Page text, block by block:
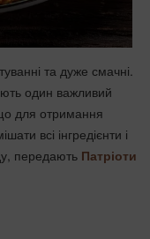
та дуже смачні.
один важливий
для отримання
всі інгредієнти і
передають Патріоти